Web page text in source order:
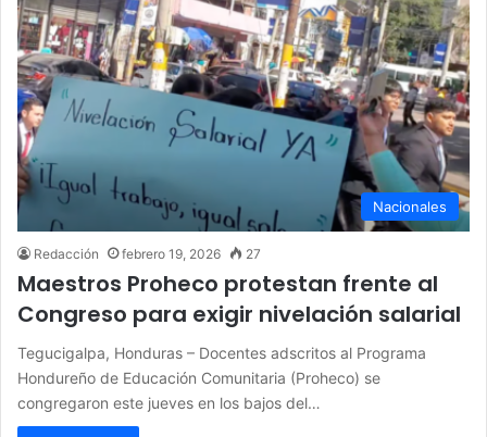
Nacionales
Redacción febrero 19, 2026 27
Maestros Proheco protestan frente al
Congreso para exigir nivelación salarial
Tegucigalpa, Honduras – Docentes adscritos al Programa
Hondureño de Educación Comunitaria (Proheco) se
congregaron este jueves en los bajos del…